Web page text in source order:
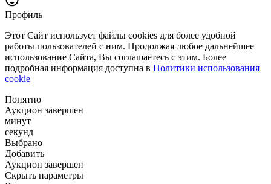
Профиль
Этот Сайт использует файлы cookies для более удобной
работы пользователей с ним. Продолжая любое дальнейшее
использование Сайта, Вы соглашаетесь с этим. Более
подробная информация доступна в Политики использования
cookie
Понятно
Аукцион завершен
минут
секунд
Выбрано
Добавить
Аукцион завершен
Скрыть параметры